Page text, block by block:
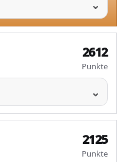
2612
Punkte
2125
Punkte